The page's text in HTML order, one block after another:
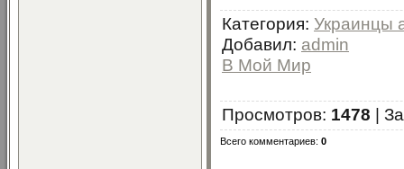
Категория: Украинцы
Добавил: admin
В Мой Мир
Просмотров: 1478 |
Всего комментариев: 0